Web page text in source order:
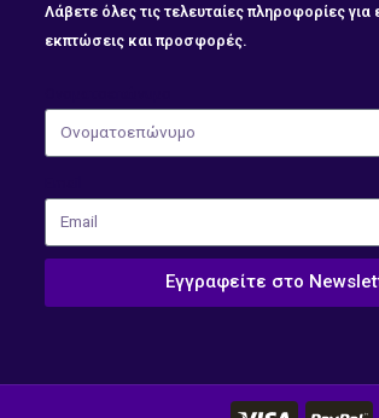
Λάβετε όλες τις τελευταίες πληροφορίες
εκπτώσεις και προσφορές.
Εγγραφείτε στο